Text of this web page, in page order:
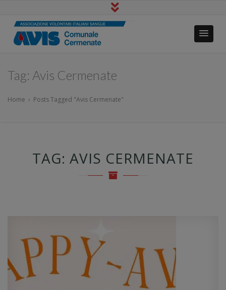
Tag: Avis Cermenate
Home › Posts Tagged "Avis Cermenate"
TAG: AVIS CERMENATE